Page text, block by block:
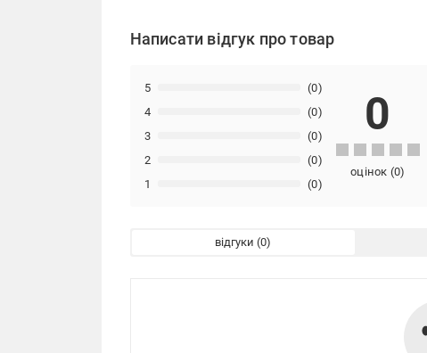
Написати відгук про товар
1 (0)
2 (0)
3 (0)
4 (0)
5 (0)
0
оцінок (0)
відгуки